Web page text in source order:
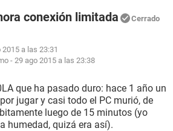
conexión limitada Cerrado
2015 a las 23:31
-29 ago 2015 a las 23:38
que ha pasado duro: hace 1 año un
jugar y casi todo el PC murió, de
luego de 15 minutos (yo
humedad, quizá era así).